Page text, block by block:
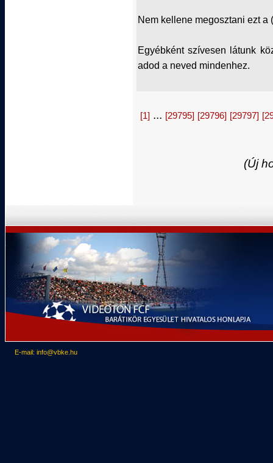
Nem kellene megosztani ezt
Egyébként szívesen látunk
adod a neved mindenhez.
[1] ... [29795] [29796] [29797]
(Új
E-mail: info@vbke.hu